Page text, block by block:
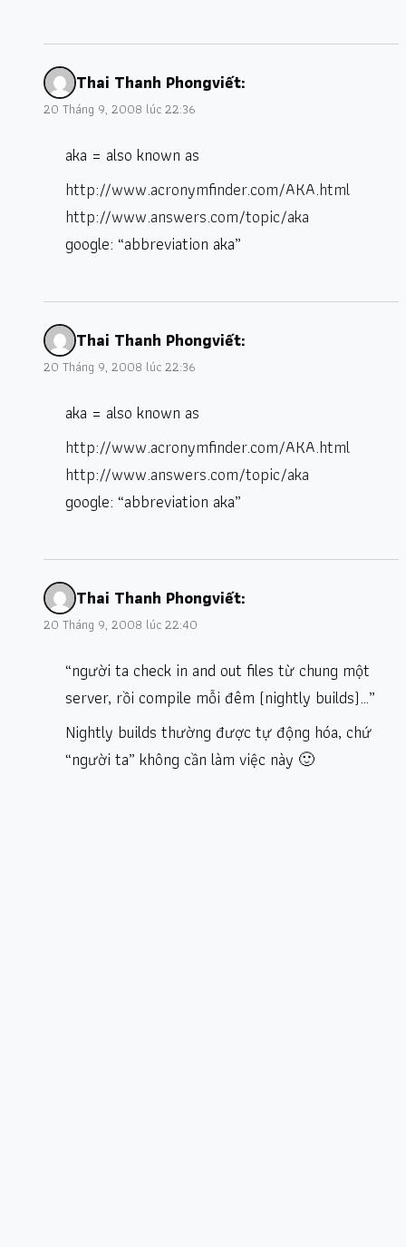
Thai Thanh Phongviết:
20 Tháng 9, 2008 lúc 22:36
aka = also known as
http://www.acronymfinder.com/AKA.html
http://www.answers.com/topic/aka
google: “abbreviation aka”
Thai Thanh Phongviết:
20 Tháng 9, 2008 lúc 22:36
aka = also known as
http://www.acronymfinder.com/AKA.html
http://www.answers.com/topic/aka
google: “abbreviation aka”
Thai Thanh Phongviết:
20 Tháng 9, 2008 lúc 22:40
“người ta check in and out files từ chung một
server, rồi compile mỗi đêm (nightly builds)…”
Nightly builds thường được tự động hóa, chứ
“người ta” không cần làm việc này 🙂